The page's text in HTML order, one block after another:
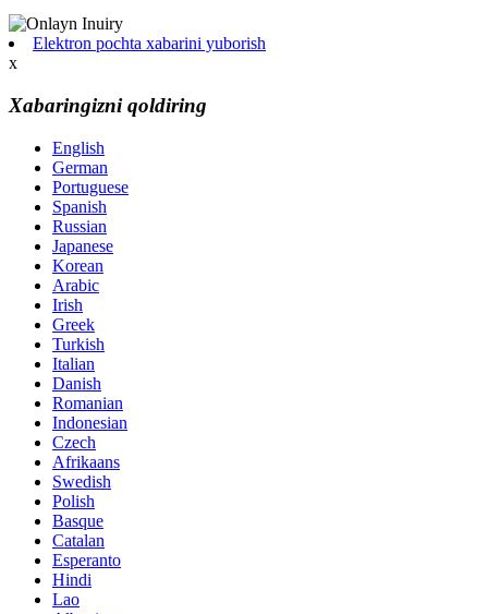
Elektron pochta xabarini yuborish
x
Xabaringizni qoldiring
English
German
Portuguese
Spanish
Russian
Japanese
Korean
Arabic
Irish
Greek
Turkish
Italian
Danish
Romanian
Indonesian
Czech
Afrikaans
Swedish
Polish
Basque
Catalan
Esperanto
Hindi
Lao